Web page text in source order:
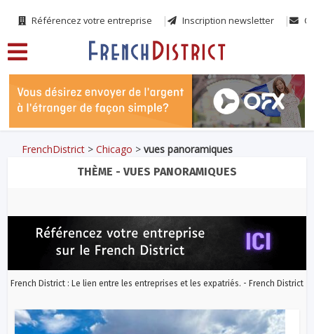
Référencez votre entreprise Inscription newsletter
FrenchDistrict >Chicago >vues panoramiques
THÈME - VUES PANORAMIQUES
French District : Le lien entre les entreprises et les expatriés. - French District